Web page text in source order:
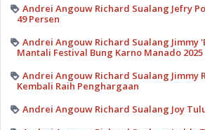
Andrei Angouw Richard Sualang Jefry
49 Persen
Andrei Angouw Richard Sualang Jimmy
Mantali Festival Bung Karno Manado
Andrei Angouw Richard Sualang Jimmy
Kembali Raih Penghargaan
Andrei Angouw Richard Sualang Joy